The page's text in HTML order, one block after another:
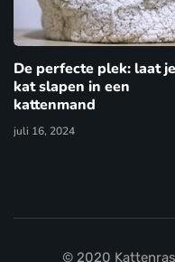
De perfecte plek: laat je
kat slapen in een
kattenmand
juli 16, 2024
© 2020